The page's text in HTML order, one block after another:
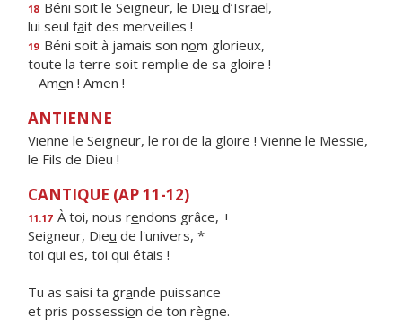
18 Béni soit le Seigneur, le Dieu d’Israël,
lui seul fait des merveilles !
19 Béni soit à jamais son nom glorieux,
toute la terre soit remplie de sa gloire !
Amen ! Amen !
ANTIENNE
Vienne le Seigneur, le roi de la gloire ! Vienne le Messie,
le Fils de Dieu !
CANTIQUE (AP 11-12)
11.17 À toi, nous rendons grâce, +
Seigneur, Dieu de l'univers, *
toi qui es, toi qui étais !
Tu as saisi ta grande puissance
et pris possession de ton règne.